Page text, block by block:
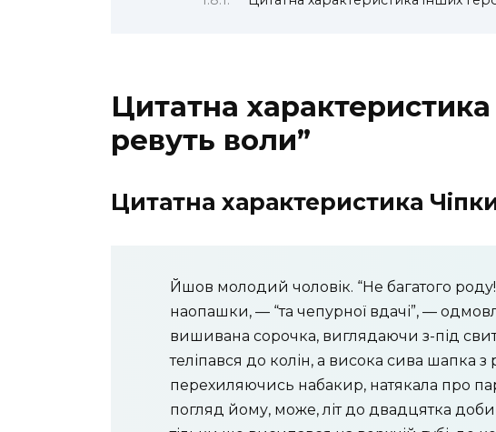
Цитатна характеристика
ревуть воли”
Цитатна характеристика
Йшов молодий чоловік. “Не багатого
наопашки, — “та чепурної вдачі”, —
вишивана сорочка, виглядаючи з-під
теліпався до колін, а висока сива шапка
перехиляючись набакир, натякала про
погляд йому, може, літ до двадцятка